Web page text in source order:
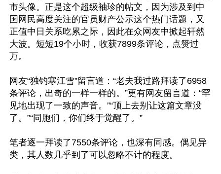
市头像。正是这个超级袖珍的帖文，因为涉及到中
国网民高度关注的官员财产公示这个热门话题，又
正值中日关系吃累之际，因此在众网友中掀起轩然
大波。短短19个小时，收获7899条评论，点赞过
万。
网友“独钓寒江雪”留言道：“老夫我过路拜读了6958
条评论，出奇的一样一样的。”更有网友留言道：“罕
见地出现了一致的声音。”“顶上去别让这篇文章没
了。”“同胞们，你们终于觉醒了。”
笔者逐一拜读了7550条评论，也深有同感。偶见异
类，其人数几乎到了可以忽略不计的程度。